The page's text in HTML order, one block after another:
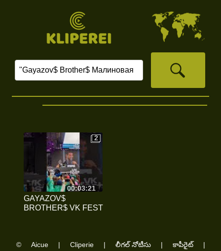
00:03:21
2
2
GAYAZOV$
BROTHER$ VK FEST
© Aicue | Cliperie | లీగల్ నోటీసు | కాపీరైట్ |